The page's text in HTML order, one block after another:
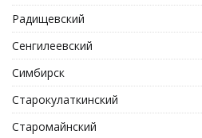
Радищевский
Сенгилеевский
Симбирск
Старокулаткинский
Старомайнский